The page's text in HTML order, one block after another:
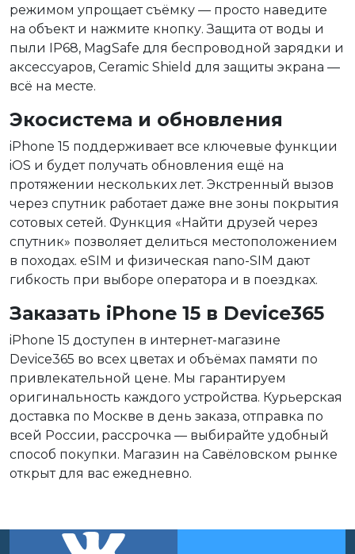
режимом упрощает съёмку — просто наведите
на объект и нажмите кнопку. Защита от воды и
пыли IP68, MagSafe для беспроводной зарядки и
аксессуаров, Ceramic Shield для защиты экрана —
всё на месте.
Экосистема и обновления
iPhone 15 поддерживает все ключевые функции
iOS и будет получать обновления ещё на
протяжении нескольких лет. Экстренный вызов
через спутник работает даже вне зоны покрытия
сотовых сетей. Функция «Найти друзей через
спутник» позволяет делиться местоположением
в походах. eSIM и физическая nano-SIM дают
гибкость при выборе оператора и в поездках.
Заказать iPhone 15 в Device365
iPhone 15 доступен в интернет-магазине
Device365 во всех цветах и объёмах памяти по
привлекательной цене. Мы гарантируем
оригинальность каждого устройства. Курьерская
доставка по Москве в день заказа, отправка по
всей России, рассрочка — выбирайте удобный
способ покупки. Магазин на Савёловском рынке
открыт для вас ежедневно.